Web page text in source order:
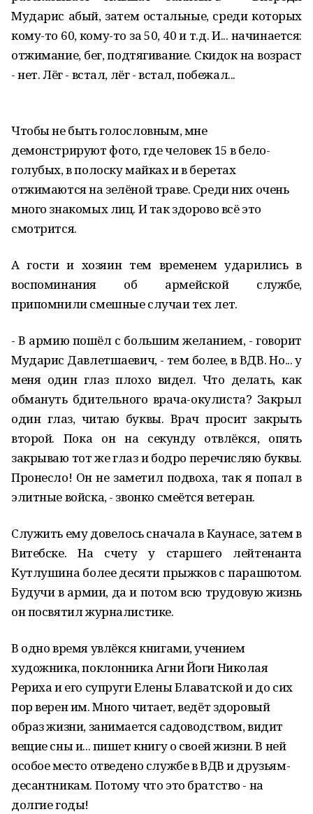
Мударис абый, затем остальные, среди которых
кому-то 60, кому-то за 50, 40 и т.д. И... начинается:
отжимание, бег, подтягивание. Скидок на возраст
- нет. Лёг - встал, лёг - встал, побежал...
Чтобы не быть голословным, мне
демонстрируют фото, где человек 15 в бело-
голубых, в полоску майках и в беретах
отжимаются на зелёной траве. Среди них очень
много знакомых лиц. И так здорово всё это
смотрится.
А гости и хозяин тем временем ударились в
воспоминания об армейской службе,
припомнили смешные случаи тех лет.
- В армию пошёл с большим желанием, - говорит
Мударис Давлетшаевич, - тем более, в ВДВ. Но... у
меня один глаз плохо видел. Что делать, как
обмануть бдительного врача-окулиста? Закрыл
один глаз, читаю буквы. Врач просит закрыть
второй. Пока он на секунду отвлёкся, опять
закрываю тот же глаз и бодро перечисляю буквы.
Пронесло! Он не заметил подвоха, так я попал в
элитные войска, - звонко смеётся ветеран.
Служить ему довелось сначала в Каунасе, затем в
Витебске. На счету у старшего лейтенанта
Кутлушина более десяти прыжков с парашютом.
Будучи в армии, да и потом всю трудовую жизнь
он посвятил журналистике.
В одно время увлёкся книгами, учением
художника, поклонника Агни Йоги Николая
Рериха и его супруги Елены Блаватской и до сих
пор верен им. Много читает, ведёт здоровый
образ жизни, занимается садоводством, видит
вещие сны и... пишет книгу о своей жизни. В ней
особое место отведено службе в ВДВ и друзьям-
десантникам. Потому что это братство - на
долгие годы!